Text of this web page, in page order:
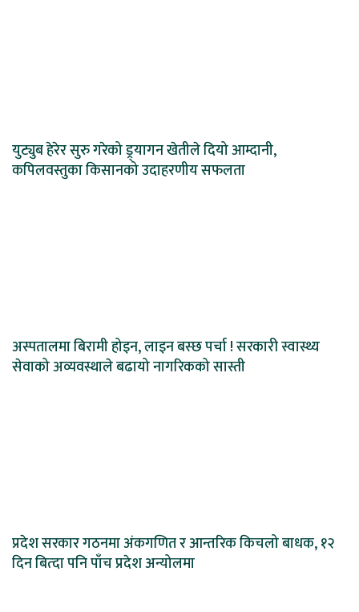
युट्युब हेरेर सुरु गरेको ड्र्यागन खेतीले दियो आम्दानी,
कपिलवस्तुका किसानको उदाहरणीय सफलता
अस्पतालमा बिरामी होइन, लाइन बस्छ पर्चा ! सरकारी स्वास्थ्य
सेवाको अव्यवस्थाले बढायो नागरिकको सास्ती
प्रदेश सरकार गठनमा अंकगणित र आन्तरिक किचलो बाधक, १२
दिन बित्दा पनि पाँच प्रदेश अन्योलमा